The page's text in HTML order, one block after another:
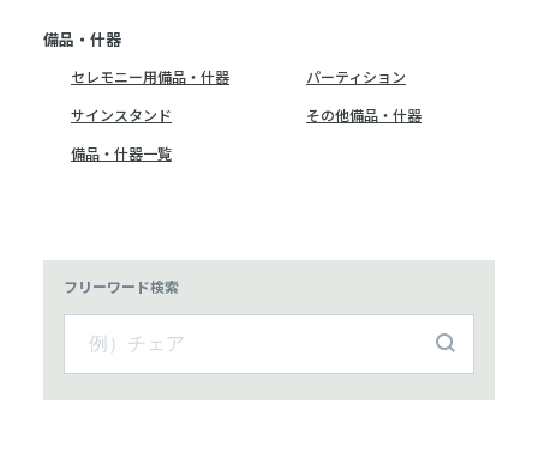
備品・什器
セレモニー用備品・什器
パーティション
サインスタンド
その他備品・什器
備品・什器一覧
フリーワード検索